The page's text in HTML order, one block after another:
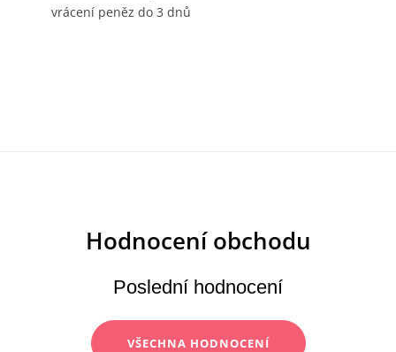
vrácení peněz do 3 dnů
Poslední hodnocení
VŠECHNA HODNOCENÍ